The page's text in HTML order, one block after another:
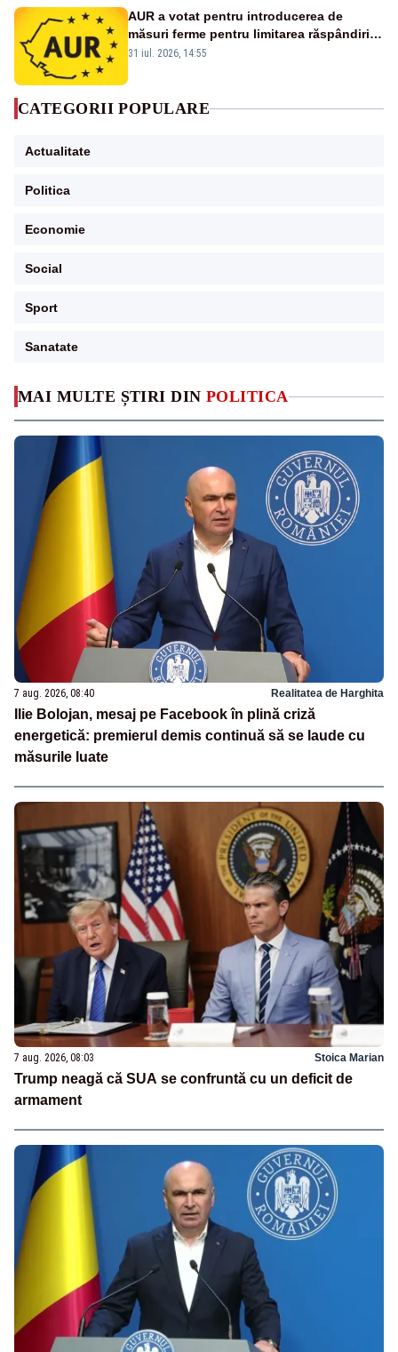
MAI MULTE ȘTIRI DIN POLITICA
7 aug. 2026, 08:40 Realitatea de Harghita
Ilie Bolojan, mesaj pe Facebook în plină criză
energetică: premierul demis continuă să se laude cu
măsurile luate
7 aug. 2026, 08:03 Stoica Marian
Trump neagă că SUA se confruntă cu un deficit de
armament
AUR a votat pentru introducerea de
măsuri ferme pentru limitarea răspândirii
virusului pestei porcine africane
31 iul. 2026, 14:55
CATEGORII POPULARE
Actualitate
Politica
Economie
Social
Sport
Sanatate